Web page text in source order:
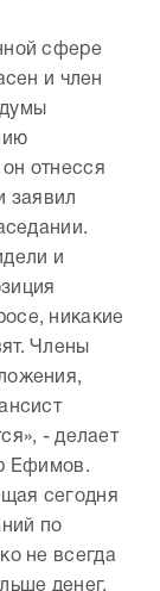
сфере
и член
отнесся
заявил
и
никакие
Члены
- делает
Ефимов.
сегодня
по
не всегда
денег,